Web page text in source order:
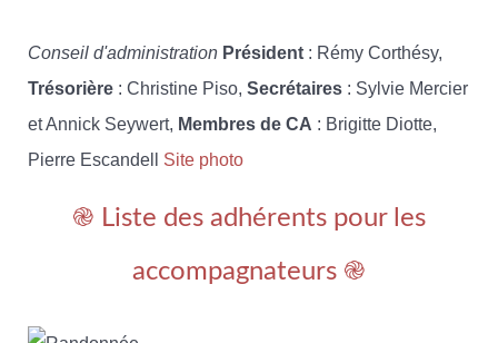
Conseil d'administration Président : Rémy Corthésy,
Trésorière : Christine Piso, Secrétaires : Sylvie Mercier
et Annick Seywert, Membres de CA : Brigitte Diotte,
Pierre Escandell Site photo
֎ Liste des adhérents pour les
accompagnateurs ֎